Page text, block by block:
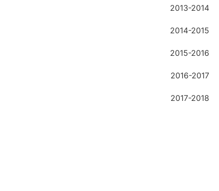
2013-2014
2014-2015
2015-2016
2016-2017
2017-2018